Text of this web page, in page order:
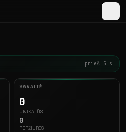
prieš 5 s
SAVAITĖ
0
UNIKALŪS
0
PERŽIŪROS